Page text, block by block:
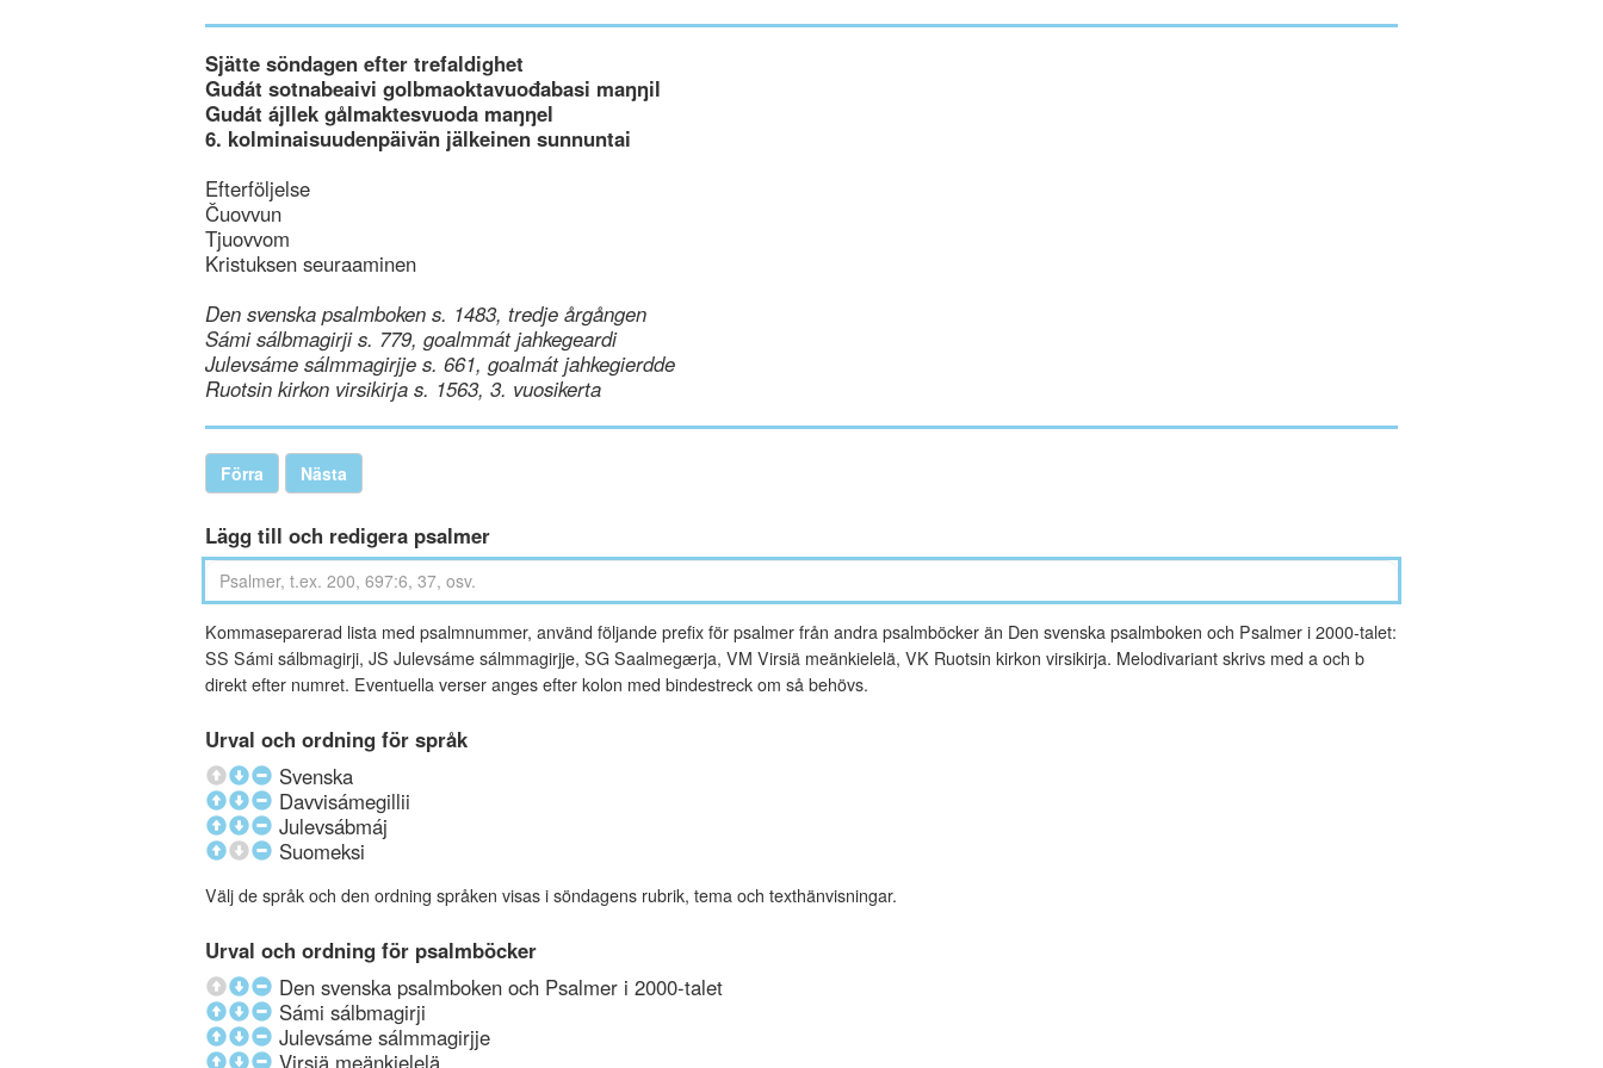
Sjätte söndagen efter trefaldighet
Guđát sotnabeaivi golbmaoktavuođabasi maŋŋil
Gudát ájllek gålmaktesvuoda maŋŋel
6. kolminaisuudenpäivän jälkeinen sunnuntai
Efterföljelse
Čuovvun
Tjuovvom
Kristuksen seuraaminen
Den svenska psalmboken s. 1483, tredje årgången
Sámi sálbmagirji s. 779, goalmmát jahkegeardi
Julevsáme sálmmagirjje s. 661, goalmát jahkegierdde
Ruotsin kirkon virsikirja s. 1563, 3. vuosikerta
Förra Nästa
Lägg till och redigera psalmer
Kommaseparerad lista med psalmnummer, använd följande prefix för psalmer från andra psalmböcker än Den svenska psalmboken och Psalmer i 2000-talet:
SS Sámi sálbmagirji, JS Julevsáme sálmmagirjje, SG Saalmegærja, VM Virsiä meänkielelä, VK Ruotsin kirkon virsikirja. Melodivariant skrivs med a och b
direkt efter numret. Eventuella verser anges efter kolon med bindestreck om så behövs.
Urval och ordning för språk
Svenska
Davvisámegillii
Julevsábmáj
Suomeksi
Välj de språk och den ordning språken visas i söndagens rubrik, tema och texthänvisningar.
Urval och ordning för psalmböcker
Den svenska psalmboken och Psalmer i 2000-talet
Sámi sálbmagirji
Julevsáme sálmmagirjje
Virsiä meänkielelä